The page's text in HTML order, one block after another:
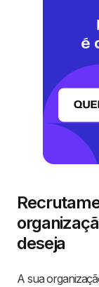
deseja
A sua